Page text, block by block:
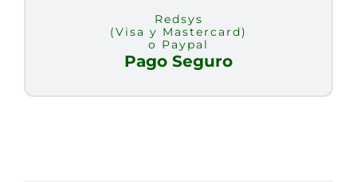
Redsys
(Visa y Mastercard)
o Paypal
Pago Seguro